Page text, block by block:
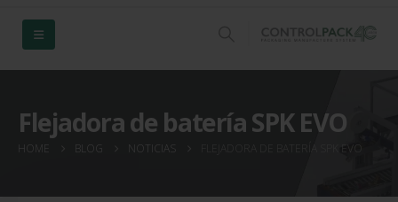
Flejadora de batería SPK EVO
HOME BLOG NOTICIAS FLEJADORA DE BATERÍA SPK EVO